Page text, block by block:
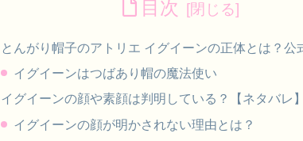
目次
とんがり帽子のアトリエ イグイーンの正体とは？公
イグイーンはつばあり帽の魔法使い
イグイーンの顔や素顔は判明している？【ネタバレ】
イグイーンの顔が明かされない理由とは？